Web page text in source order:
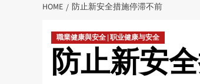
HOME 防止新安全措施停滞不前
職業健康與安全 | 职业健康与安全
防止新安